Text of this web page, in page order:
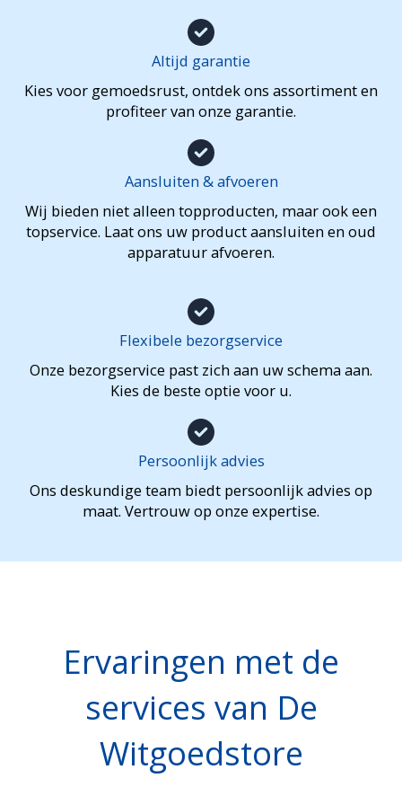
Altijd garantie
Kies voor gemoedsrust, ontdek ons assortiment en
profiteer van onze garantie.
Aansluiten & afvoeren
Wij bieden niet alleen topproducten, maar ook een
topservice. Laat ons uw product aansluiten en oud
apparatuur afvoeren.
Flexibele bezorgservice
Onze bezorgservice past zich aan uw schema aan.
Kies de beste optie voor u.
Persoonlijk advies
Ons deskundige team biedt persoonlijk advies op
maat. Vertrouw op onze expertise.
Ervaringen met de
services van De
Witgoedstore